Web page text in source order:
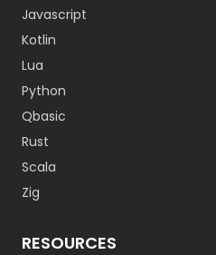
Javascript
Kotlin
Lua
Python
Qbasic
Rust
Scala
Zig
RESOURCES